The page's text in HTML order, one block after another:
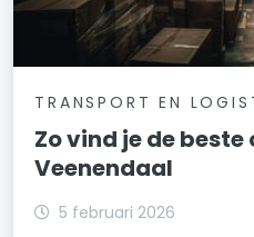
TRANSPORT EN
Zo vind je de
Veenendaal
5 februari 2026